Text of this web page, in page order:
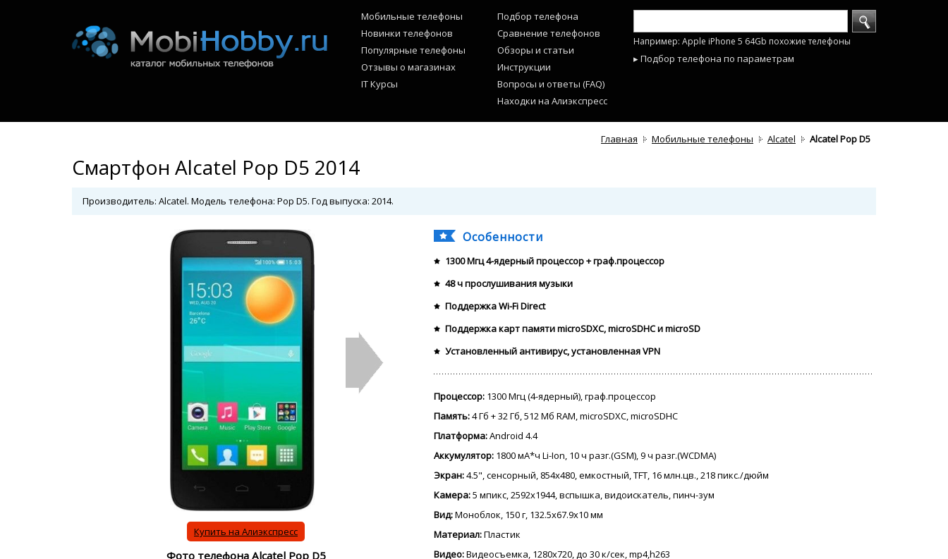
Мобильные телефоны
Новинки телефонов
Популярные телефоны
Отзывы о магазинах
IT Курсы
Подбор телефона
Сравнение телефонов
Обзоры и статьи
Инструкции
Вопросы и ответы (FAQ)
Находки на Алиэкспресс
Например: Apple iPhone 5 64Gb похожие телефоны
▸ Подбор телефона по параметрам
Главная Мобильные телефоны Alcatel Alcatel Pop D5
Смартфон Alcatel Pop D5 2014
Производитель: Alcatel. Модель телефона: Pop D5. Год выпуска: 2014.
Купить на Алиэкспресс
Фото телефона Alcatel Pop D5
Особенности
1300 Мгц 4-ядерный процессор + граф.процессор
48 ч прослушивания музыки
Поддержка Wi-Fi Direct
Поддержка карт памяти microSDXC, microSDHC и microSD
Установленный антивирус, установленная VPN
Процессор: 1300 Мгц (4-ядерный), граф.процессор
Память:4 Гб + 32 Гб, 512 Мб RAM, microSDXC, microSDHC
Платформа:Android 4.4
Аккумулятор: 1800 мА*ч Li-Ion, 10 ч разг.(GSM), 9 ч разг.(WCDMA)
Экран:4.5", сенсорный, 854x480, емкостный, TFT, 16 млн.цв., 218 пикс./дюйм
Камера:5 мпикс, 2592x1944, вспышка, видоискатель, пинч-зум
Вид:Моноблок, 150 г, 132.5x67.9x10 мм
Материал:Пластик
Видео:Видеосъемка, 1280x720, до 30 к/сек, mp4,h263